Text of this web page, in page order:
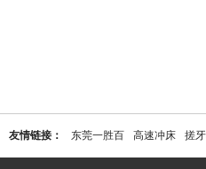
友情链接： 东莞一胜百 高速冲床 搓